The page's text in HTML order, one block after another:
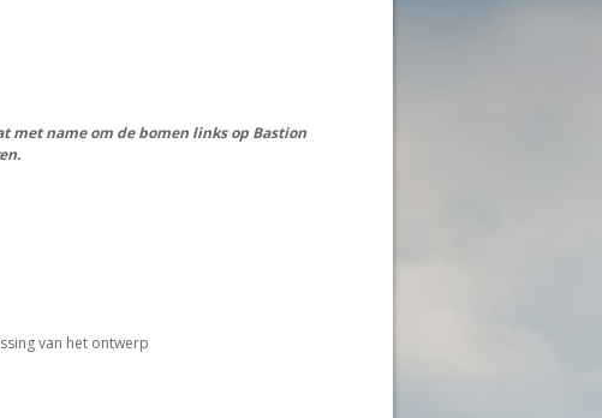
met name om de bomen links op Bastion
van het ontwerp